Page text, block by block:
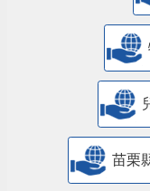
苗栗